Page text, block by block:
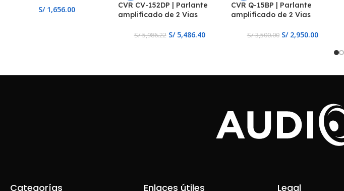
S/1,656.00
CVR CV-152DP | Parlante
amplificado de 2 Vias
S/5,986.22 S/5,486.40
CVR Q-15BP | Parlante
amplificado de 2 Vias
S/3,500.00 S/2,950.00
Categorías Enlaces útiles Legal